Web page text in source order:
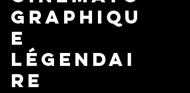
graphiqu
e
Légendai
re